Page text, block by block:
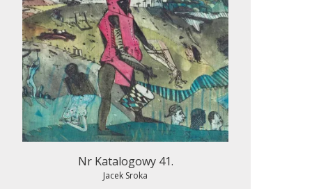
Nr Katalogowy 41.
Jacek Sroka